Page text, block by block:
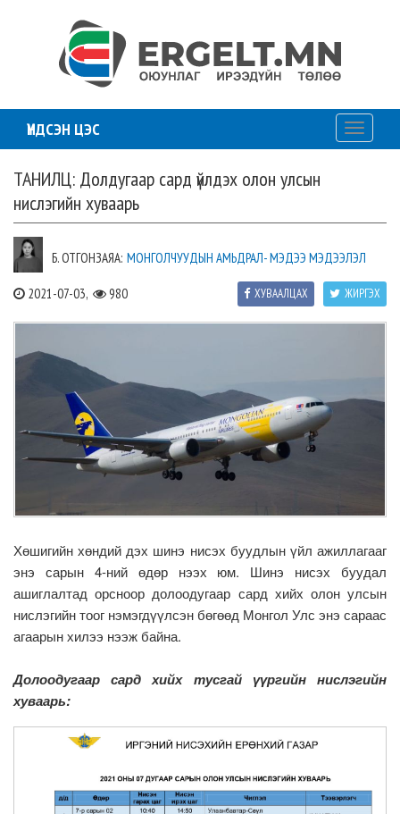
ҮНДСЭН ЦЭС
Toggle
ТАНИЛЦ: Долдугаар сард үйлдэх олон улсын
нислэгийн хуваарь
Б. ОТГОНЗАЯА: МОНГОЛЧУУДЫН АМЬДРАЛ- МЭДЭЭ МЭДЭЭЛЭЛ
2021-07-03, 980 ЖИРГЭХ
ХУВААЛЦАХ
Хөшигийн хөндий дэх шинэ нисэх буудлын үйл ажиллагааг
энэ сарын 4-ний өдөр нээх юм. Шинэ нисэх буудал
ашиглалтад орсноор долоодугаар сард хийх олон улсын
нислэгийн тоог нэмэгдүүлсэн бөгөөд Монгол Улс энэ сараас
агаарын хилээ нээж байна.
Долоодугаар сард хийх тусгай үүргийн нислэгийн
хуваарь: